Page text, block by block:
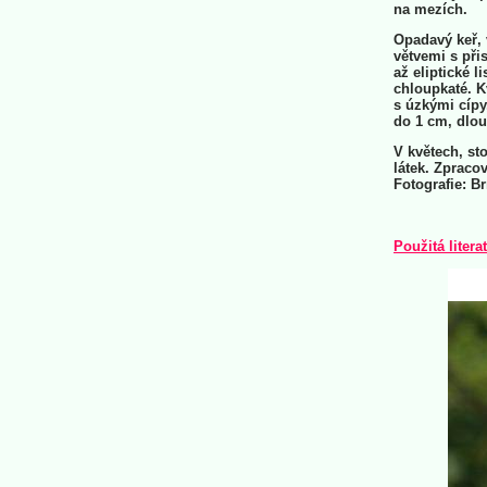
na mezích.
Opadavý
větvemi s
až eliptické
chloupkaté.
s úzkými
do 1 cm,
V květech,
látek.
Fotografie:
Použitá